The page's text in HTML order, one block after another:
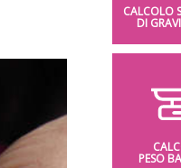
CALCOLO
DI
PESO